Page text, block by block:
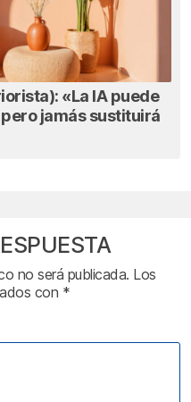
«La IA puede
jamás sustituirá
no será publicada. Los
con *